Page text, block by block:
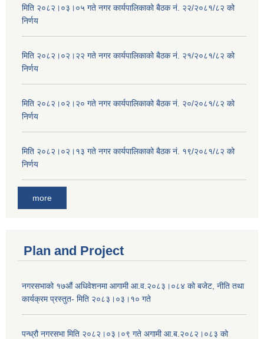
मिति २०८२।०३।०५ गते नगर कार्यपालिकाको बैठक नं. २२/२०८१/८२ को
निर्णय
मिति २०८२।०२।२२ गते नगर कार्यपालिकाको बैठक नं. २१/२०८१/८२ को
निर्णय
मिति २०८२।०२।२० गते नगर कार्यपालिकाको बैठक नं. २०/२०८१/८२ को
निर्णय
मिति २०८२।०२।१३ गते नगर कार्यपालिकाको बैठक नं. १९/२०८१/८२ को
निर्णय
more
Plan and Project
नगरसभाको १७औं अधिवेशनमा आगामी आ.व.२०८३।०८४ को बजेट, नीति तथा
कार्यक्रम प्रस्तुत- मिति २०८३।०३।१० गते
पन्ध्रौ नगरसभा मिति २०८२।०३।०९ गते अगामी आ.ब.२०८२।०८३ को